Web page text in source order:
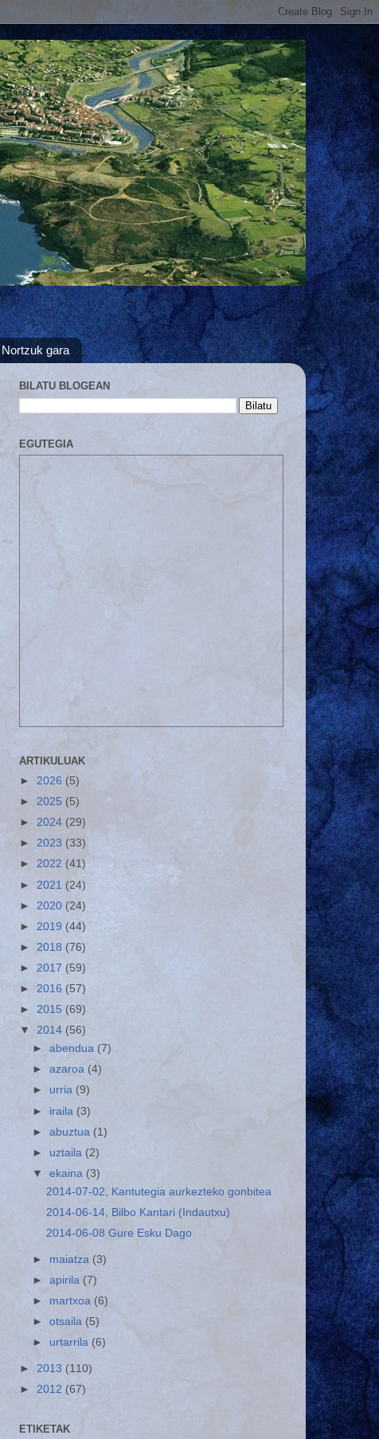
Nortzuk gara
BILATU BLOGEAN
EGUTEGIA
ARTIKULUAK
► 2026 (5)
► 2025 (5)
► 2024 (29)
► 2023 (33)
► 2022 (41)
► 2021 (24)
► 2020 (24)
► 2019 (44)
► 2018 (76)
► 2017 (59)
► 2016 (57)
► 2015 (69)
▼ 2014 (56)
►abendua (7)
►azaroa (4)
► urria (9)
► iraila (3)
►abuztua (1)
► uztaila (2)
▼ekaina (3)
2014-07-02, Kantutegia aurkezteko gonbitea
2014-06-14, Bilbo Kantari (Indautxu)
2014-06-08 Gure Esku Dago
► maiatza (3)
►apirila (7)
► martxoa (6)
►otsaila (5)
► urtarrila (6)
► 2013 (110)
► 2012 (67)
ETIKETAK